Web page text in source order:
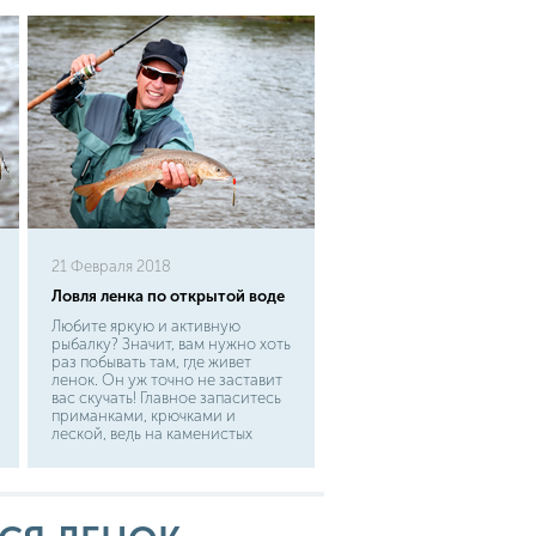
21 Февраля 2018
Ловля ленка по открытой воде
Любите яркую и активную
рыбалку? Значит, вам нужно хоть
раз побывать там, где живет
ленок. Он уж точно не заставит
вас скучать! Главное запаситесь
приманками, крючками и
леской, ведь на каменистых
всего. Ленок на спортивную
незабываемой...